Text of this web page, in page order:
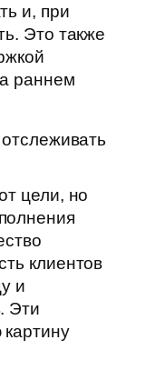
и, при
Это также
раннем
цели, но
клиентов
и
Эти